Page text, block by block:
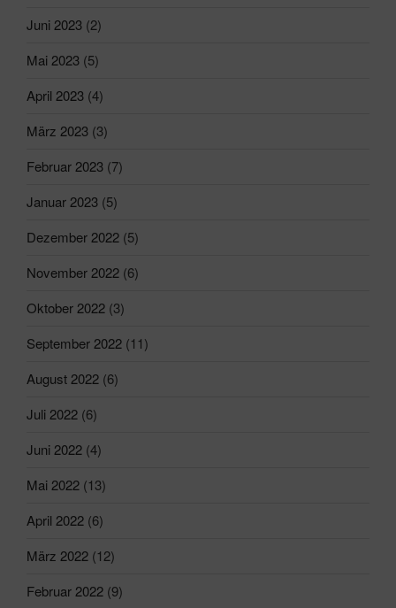
Juni 2023 (2)
Mai 2023 (5)
April 2023 (4)
März 2023 (3)
Februar 2023 (7)
Januar 2023 (5)
Dezember 2022 (5)
November 2022 (6)
Oktober 2022 (3)
September 2022 (11)
August 2022 (6)
Juli 2022 (6)
Juni 2022 (4)
Mai 2022 (13)
April 2022 (6)
März 2022 (12)
Februar 2022 (9)